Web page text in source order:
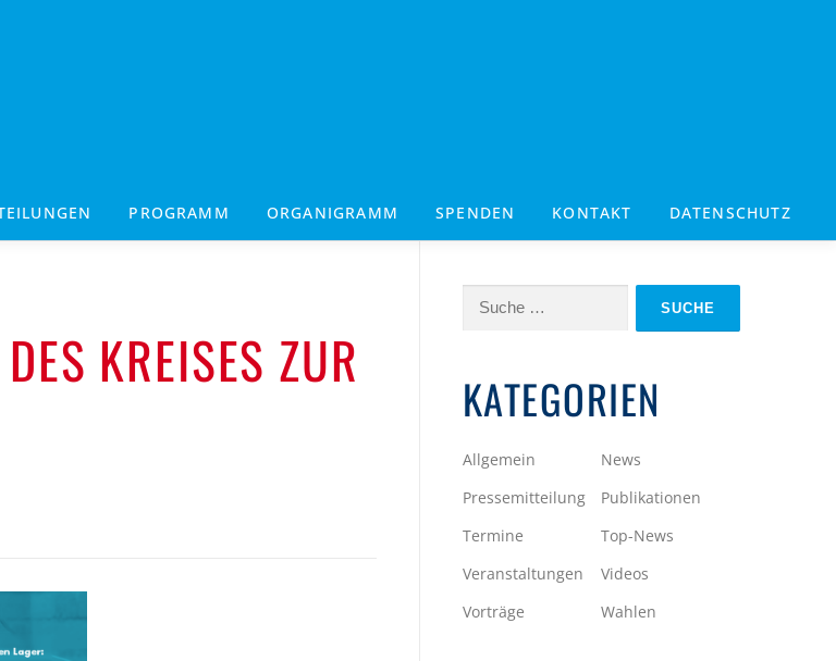
PROGRAMM ORGANIGRAMM SPENDEN KONTAKT DATENSCHUTZ
KREISES ZUR
Suche
KATEGORIEN
Allgemein
News
Pressemitteilung
Publikationen
Termine
Top-News
Veranstaltungen
Videos
Vorträge
Wahlen